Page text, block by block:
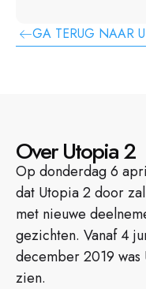
GA TERUG NAAR
Over Utopia 2
Op donderdag 6
dat Utopia 2 door
met nieuwe
gezichten. Vanaf 4
december 2019
zien.